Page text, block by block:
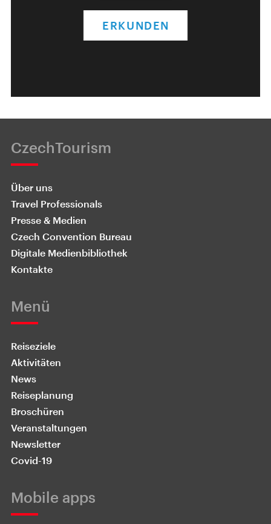
ERKUNDEN
CzechTourism
Über uns
Travel Professionals
Presse & Medien
Czech Convention Bureau
Digitale Medienbibliothek
Kontakte
Menü
Reiseziele
Aktivitäten
News
Reiseplanung
Broschüren
Veranstaltungen
Newsletter
Covid-19
Mobile apps